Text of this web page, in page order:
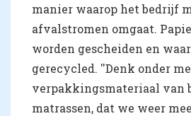
manier waarop het bedrijf
afvalstromen omgaat.
worden gescheiden en
gerecycled. ''Denk onder
verpakkingsmateriaal van
matrassen, dat we weer